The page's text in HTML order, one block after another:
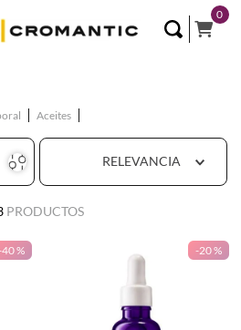
0
Aceites
RELEVANCIA
PRODUCTOS
40 % -20 %